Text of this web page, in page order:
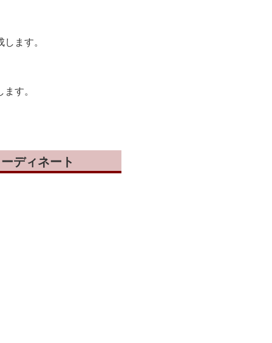
ます。
す。
ディネート